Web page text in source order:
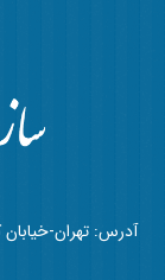
آدرس: تهران-